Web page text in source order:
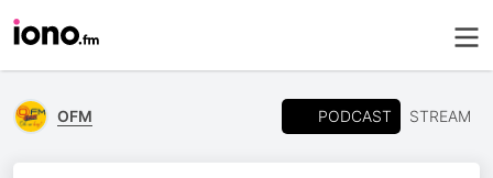
OFM PODCAST STREAM